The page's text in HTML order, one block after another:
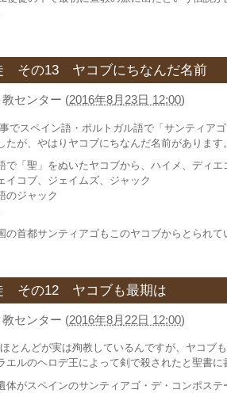
その13 ヤコブにちなんだ名前
センター (2016年8月23日 12:00)
でスペイン語・ポルトガル語で「サンティア
たが、やはりヤコブにちなんだ名前があります
で「聖」をぬいたヤコブから、ハイメ、ディエ
イコブ、ジェイムズ、ジャック
のジャック
の首都サンティアゴもこのヤコブからとられて
その12 ヤコブも最期は
センター (2016年8月22日 12:00)
とんどが実は殉教しているんですが、ヤコブ
エルのヘロデ王によって剣で殺されたと聖書に
体がスペインのサンティアゴ・デ・コンポス